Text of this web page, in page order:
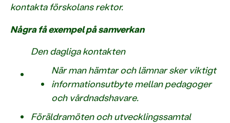
kontakta förskolans rektor.
Några få exempel på samverkan
Den dagliga kontakten
När man hämtar och lämnar sker viktigt
informationsutbyte mellan pedagoger
och vårdnadshavare.
Föräldramöten och utvecklingssamtal